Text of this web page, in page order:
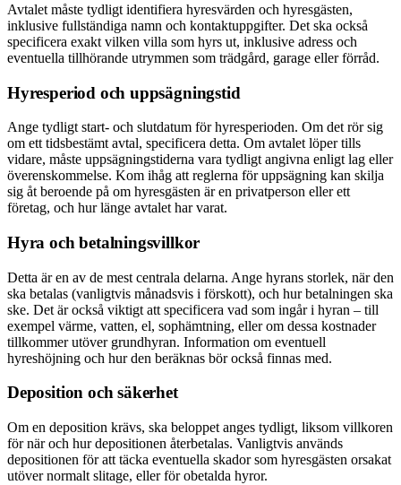
Avtalet måste tydligt identifiera hyresvärden och hyresgästen,
inklusive fullständiga namn och kontaktuppgifter. Det ska också
specificera exakt vilken villa som hyrs ut, inklusive adress och
eventuella tillhörande utrymmen som trädgård, garage eller förråd.
Hyresperiod och uppsägningstid
Ange tydligt start- och slutdatum för hyresperioden. Om det rör sig
om ett tidsbestämt avtal, specificera detta. Om avtalet löper tills
vidare, måste uppsägningstiderna vara tydligt angivna enligt lag eller
överenskommelse. Kom ihåg att reglerna för uppsägning kan skilja
sig åt beroende på om hyresgästen är en privatperson eller ett
företag, och hur länge avtalet har varat.
Hyra och betalningsvillkor
Detta är en av de mest centrala delarna. Ange hyrans storlek, när den
ska betalas (vanligtvis månadsvis i förskott), och hur betalningen ska
ske. Det är också viktigt att specificera vad som ingår i hyran – till
exempel värme, vatten, el, sophämtning, eller om dessa kostnader
tillkommer utöver grundhyran. Information om eventuell
hyreshöjning och hur den beräknas bör också finnas med.
Deposition och säkerhet
Om en deposition krävs, ska beloppet anges tydligt, liksom villkoren
för när och hur depositionen återbetalas. Vanligtvis används
depositionen för att täcka eventuella skador som hyresgästen orsakat
utöver normalt slitage, eller för obetalda hyror.